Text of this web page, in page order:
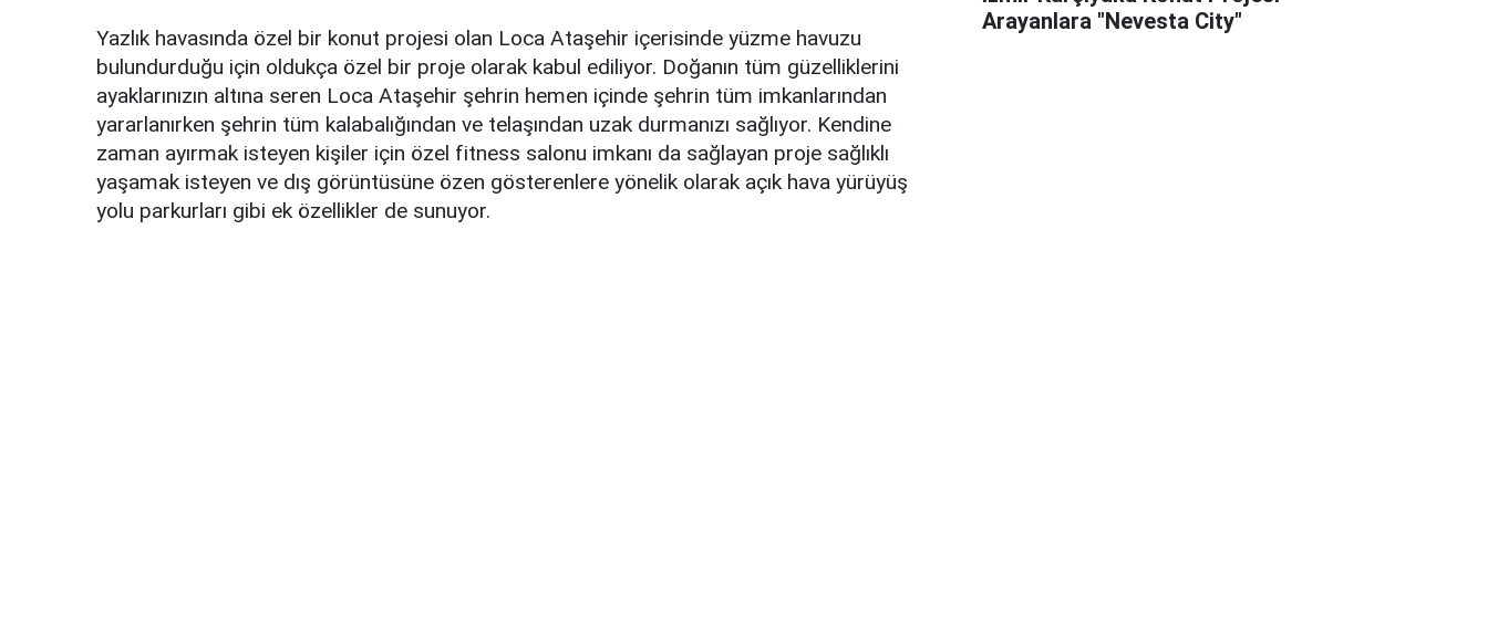
Yazlık havasında özel bir konut projesi olan Loca Ataşehir içerisinde yüzme havuzu
bulundurduğu için oldukça özel bir proje olarak kabul ediliyor. Doğanın tüm güzelliklerini
ayaklarınızın altına seren Loca Ataşehir şehrin hemen içinde şehrin tüm imkanlarından
yararlanırken şehrin tüm kalabalığından ve telaşından uzak durmanızı sağlıyor. Kendine
zaman ayırmak isteyen kişiler için özel fitness salonu imkanı da sağlayan proje sağlıklı
yaşamak isteyen ve dış görüntüsüne özen gösterenlere yönelik olarak açık hava yürüyüş
yolu parkurları gibi ek özellikler de sunuyor.
Arayanlara "Nevesta City"